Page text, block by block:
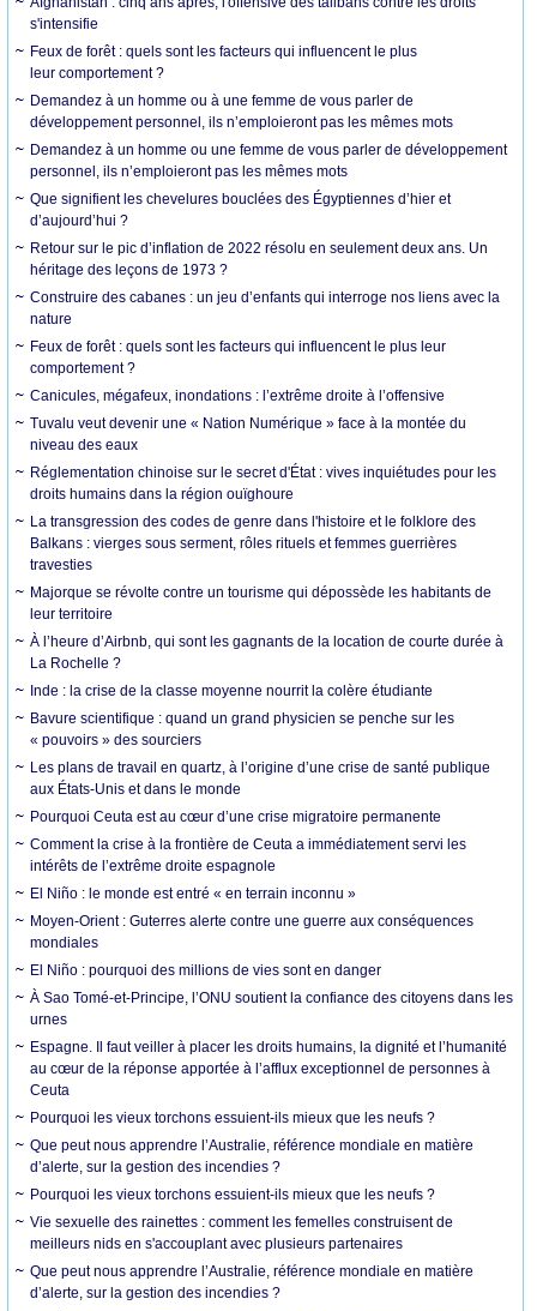
s'intensifie
Feux de forêt : quels sont les facteurs qui influencent le plus
leur comportement ?
Demandez à un homme ou à une femme de vous parler de
développement personnel, ils n’emploieront pas les mêmes mots
Demandez à un homme ou une femme de vous parler de développement
personnel, ils n’emploieront pas les mêmes mots
Que signifient les chevelures bouclées des Égyptiennes d’hier et
d’aujourd’hui ?
Retour sur le pic d’inflation de 2022 résolu en seulement deux ans. Un
héritage des leçons de 1973 ?
Construire des cabanes : un jeu d’enfants qui interroge nos liens avec la
nature
Feux de forêt : quels sont les facteurs qui influencent le plus leur
comportement ?
Canicules, mégafeux, inondations : l’extrême droite à l’offensive
Tuvalu veut devenir une « Nation Numérique » face à la montée du
niveau des eaux
Réglementation chinoise sur le secret d'État : vives inquiétudes pour les
droits humains dans la région ouïghoure
La transgression des codes de genre dans l'histoire et le folklore des
Balkans : vierges sous serment, rôles rituels et femmes guerrières
travesties
Majorque se révolte contre un tourisme qui dépossède les habitants de
leur territoire
À l’heure d’Airbnb, qui sont les gagnants de la location de courte durée à
La Rochelle ?
Inde : la crise de la classe moyenne nourrit la colère étudiante
Bavure scientifique : quand un grand physicien se penche sur les
« pouvoirs » des sourciers
Les plans de travail en quartz, à l’origine d’une crise de santé publique
aux États-Unis et dans le monde
Pourquoi Ceuta est au cœur d’une crise migratoire permanente
Comment la crise à la frontière de Ceuta a immédiatement servi les
intérêts de l’extrême droite espagnole
El Niño : le monde est entré « en terrain inconnu »
Moyen-Orient : Guterres alerte contre une guerre aux conséquences
mondiales
El Niño : pourquoi des millions de vies sont en danger
À Sao Tomé-et-Principe, l’ONU soutient la confiance des citoyens dans les
urnes
Espagne. Il faut veiller à placer les droits humains, la dignité et l’humanité
au cœur de la réponse apportée à l’afflux exceptionnel de personnes à
Ceuta
Pourquoi les vieux torchons essuient-ils mieux que les neufs ?
Que peut nous apprendre l’Australie, référence mondiale en matière
d’alerte, sur la gestion des incendies ?
Pourquoi les vieux torchons essuient-ils mieux que les neufs ?
Vie sexuelle des rainettes : comment les femelles construisent de
meilleurs nids en s'accouplant avec plusieurs partenaires
Que peut nous apprendre l’Australie, référence mondiale en matière
d’alerte, sur la gestion des incendies ?